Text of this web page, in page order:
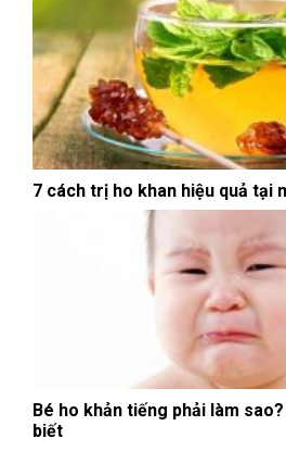
7 cách trị ho khan hiệu quả tại
Bé ho khản tiếng phải làm
biết